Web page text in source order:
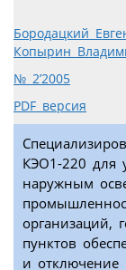
Бородацкий
Копырин
№ 2’2005
PDF версия
КЭО1-220 для
наружным
организаций,
пунктов
и отключение